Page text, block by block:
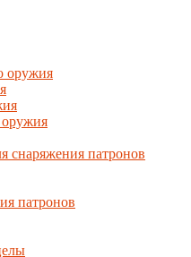
оружия
оружия
снаряжения патронов
патронов